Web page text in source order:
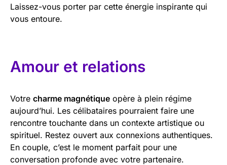
Laissez-vous porter par cette énergie inspirante qui
vous entoure.
Amour et relations
Votre charme magnétique opère à plein régime
aujourd’hui. Les célibataires pourraient faire une
rencontre touchante dans un contexte artistique ou
spirituel. Restez ouvert aux connexions authentiques.
En couple, c’est le moment parfait pour une
conversation profonde avec votre partenaire.